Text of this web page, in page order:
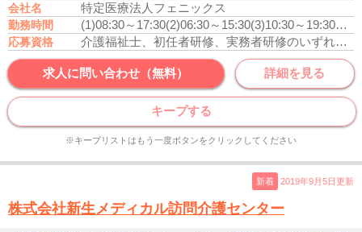
会社名 特定医療法人フェニックス
勤務時間 (1)08:30～17:30(2)06:30～15:30(3)10:30～19:30休
応募資格 介護福祉士、初任者研修、実務者研修のいずれかの資格をお持ちの方
求人に問い合わせ（無料） 詳細を見る
キープする
※キープリストはもう一度ボタンをクリックしてください
新着 2019年9月5日更新
株式会社新生メディカル訪問介護センター